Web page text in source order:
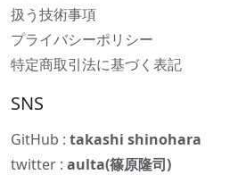
扱う技術事項
プライバシーポリシー
特定商取引法に基づく表記
SNS
GitHub : takashi shinohara
twitter : aulta(篠原隆司)